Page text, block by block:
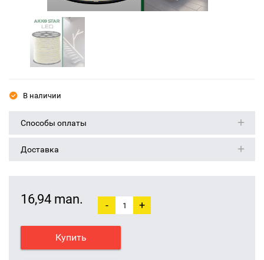
В наличии
Способы оплаты
Доставка
16,94 man. - +
Купить